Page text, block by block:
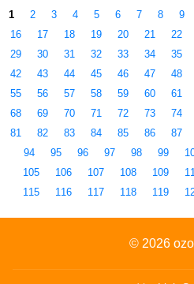
1 2 3 4 5 6 7 8 9
16
17 18 19 20 21 22
29
30 31 32 33 34 35
42
43 44 45 46 47 48
55
56 57 58 59 60 61
68
69 70 71 72 73 74
81
82 83 84 85 86 87
94
95 96 97 98 99
105
106 107 108 109
115
116 117 118 119
© 2026